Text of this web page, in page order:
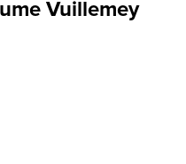
Vuillemey